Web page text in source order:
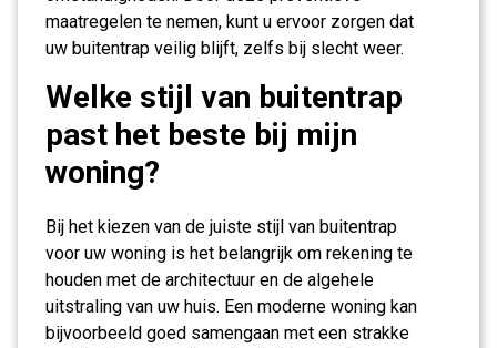
maatregelen te nemen, kunt u ervoor zorgen dat
uw buitentrap veilig blijft, zelfs bij slecht weer.
Welke stijl van buitentrap
past het beste bij mijn
woning?
Bij het kiezen van de juiste stijl van buitentrap
voor uw woning is het belangrijk om rekening te
houden met de architectuur en de algehele
uitstraling van uw huis. Een moderne woning kan
bijvoorbeeld goed samengaan met een strakke